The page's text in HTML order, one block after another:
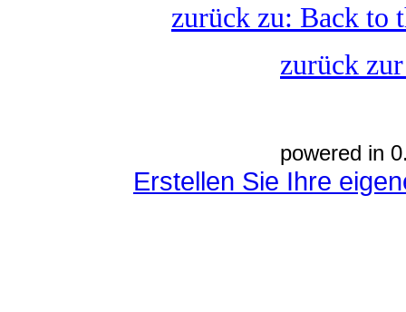
zurück zu: Back to
zurück
powered in
Erstellen Sie Ihre